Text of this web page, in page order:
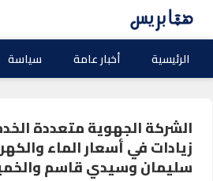
الرئيسية أخبار عامة سياسة
الشركة الجهوية متعددة
زيادات في أسعار الماء
سليمان وسيدي قاسم